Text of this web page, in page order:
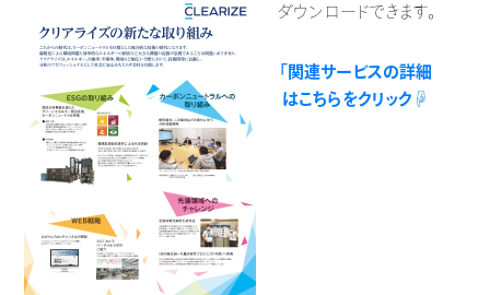
ダウンロードできます。
「関連サービスの詳細
はこちらをクリック☟